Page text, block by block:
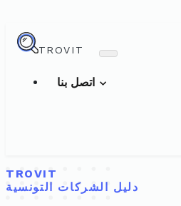
TROVIT
TROVIT
دليل الشركات التونسية